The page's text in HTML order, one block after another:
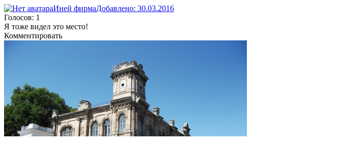
Иней фирмаДобавлено: 30.03.2016
Голосов: 1
Я тоже видел это место!
Комментировать